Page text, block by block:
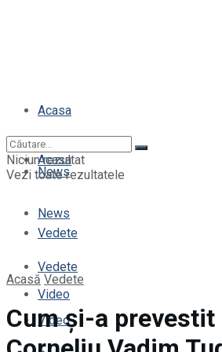
Acasa
News
Vedete
Video
Acasa
News
Vedete
Video
Niciun rezultat
Vezi toate rezultatele
Acasă Vedete
Cum și-a prevestit